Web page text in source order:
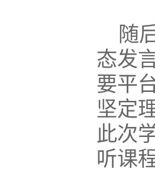
随
态发
要平
坚定
此次
听课